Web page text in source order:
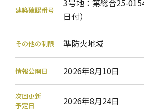
建築確認番号
3号地：第総合25-
日付）
その他の制限 準防火地域
情報公開日 2026年8月10日
次回更新
予定日
2026年8月24日